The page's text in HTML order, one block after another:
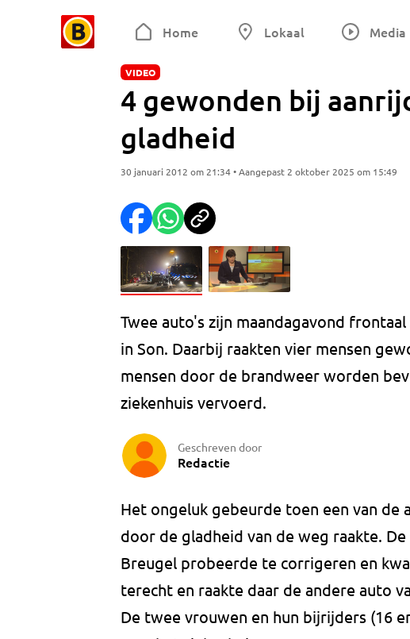
Home Lokaal Media
VIDEO
4 gewonden bij
gladheid
30 januari 2012 om 21:34 • Aangepast 2 oktober 2025 om 15:49
Twee auto's zijn maandagavond
in Son. Daarbij raakten vier mensen
mensen door de brandweer worden
ziekenhuis vervoerd.
Geschreven door
Redactie
Het ongeluk gebeurde toen een van de
door de gladheid van de weg raakte.
Breugel probeerde te corrigeren en
terecht en raakte daar de andere auto
De twee vrouwen en hun bijrijders (16